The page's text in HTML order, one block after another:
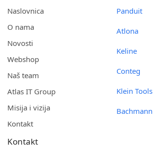
Naslovnica
O nama
Novosti
Webshop
Naš team
Atlas IT Group
Misija i vizija
Kontakt
Panduit
Atlona
Keline
Conteg
Klein Tools
Bachmann
Kontakt